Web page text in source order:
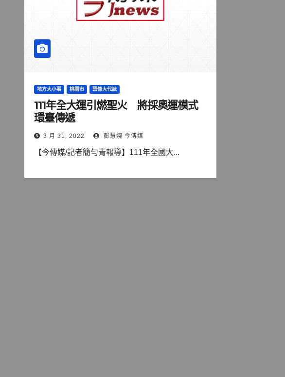
地方大小事 桃園市 頭條大代誌
111年全大運引燃聖火 將採奧運模式
環臺傳遞
3 月 31, 2022 彭慧婉 今傳媒
【今傳媒/記者簡勻青報導】111年全國大...